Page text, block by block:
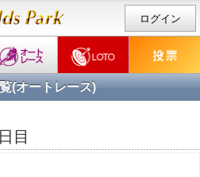
ログイン
(オートレース)
目